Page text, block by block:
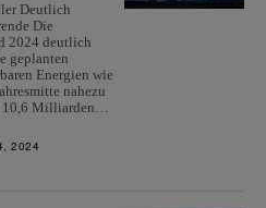
Deutlich
Die
2024 deutlich
geplanten
Energien wie
nahezu
10,6 Milliarden…
2024